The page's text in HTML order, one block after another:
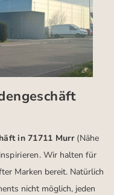
in 71711 Murr (Nähe
Wir halten für
Marken bereit. Natürlich
nicht möglich, jeden